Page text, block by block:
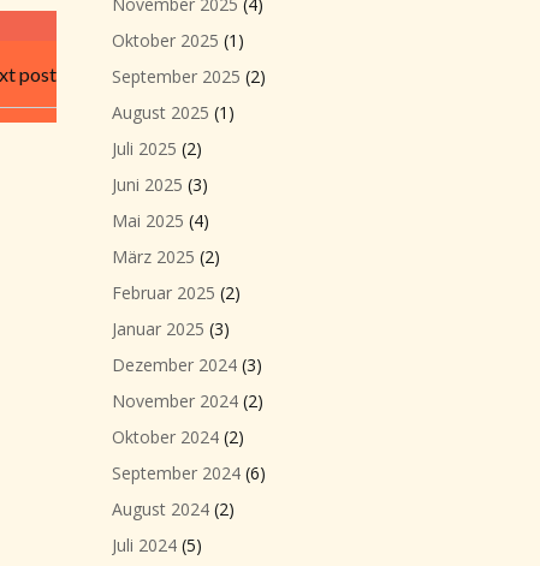
post
Oktober 2025 (1)
September 2025 (2)
August 2025 (1)
Juli 2025 (2)
Juni 2025 (3)
Mai 2025 (4)
März 2025 (2)
Februar 2025 (2)
Januar 2025 (3)
Dezember 2024 (3)
November 2024 (2)
Oktober 2024 (2)
September 2024 (6)
August 2024 (2)
Juli 2024 (5)